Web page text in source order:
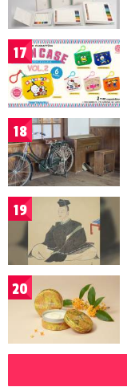
17
18
19
20